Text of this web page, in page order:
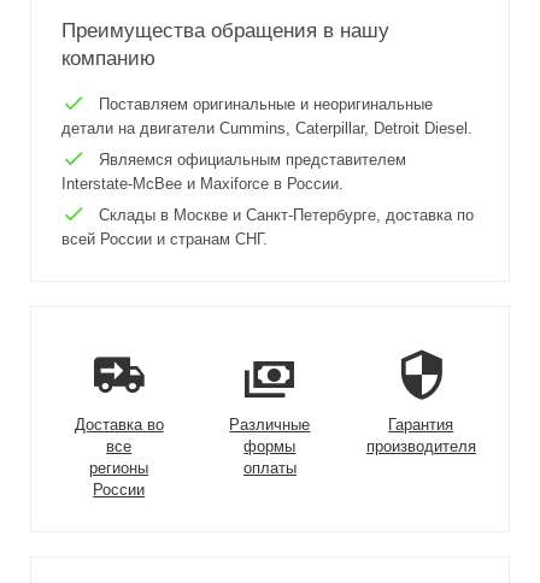
Преимущества обращения в нашу
компанию
Поставляем оригинальные и неоригинальные
детали на двигатели Cummins, Caterpillar, Detroit Diesel.
Являемся официальным представителем
Interstate-McBee и Maxiforce в России.
Склады в Москве и Санкт-Петербурге, доставка по
всей России и странам СНГ.
Доставка во
все
регионы
России
Различные
формы
оплаты
Гарантия
производителя